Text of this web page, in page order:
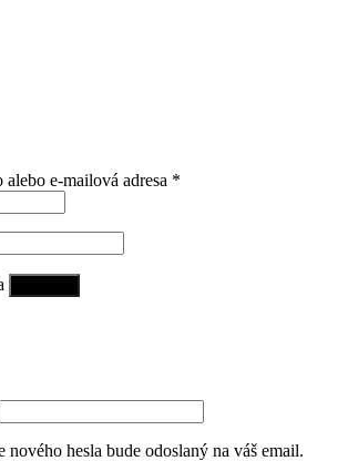
e-mailová adresa *
nového hesla bude odoslaný na váš email.